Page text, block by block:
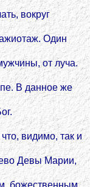
вокруг
Один
от луча.
В данное же
видимо, так и
Девы Марии,
божественным